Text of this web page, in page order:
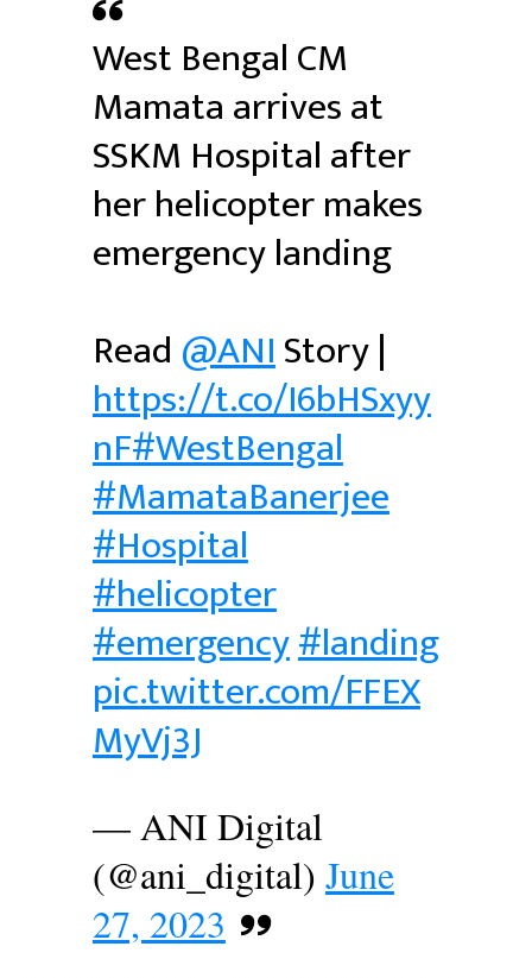
West Bengal CM
Mamata arrives at
SSKM Hospital after
her helicopter makes
emergency landing
Read @ANIStory |
https://t.co/I6bHSxyy
nF#WestBengal
#MamataBanerjee
#Hospital
#helicopter
#emergency#landing
pic.twitter.com/FFEX
MyVj3J
— ANI Digital
(@ani_digital) June
27, 2023